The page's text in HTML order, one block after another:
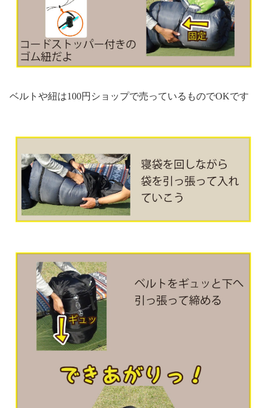
ベルトや紐は100円ショップで売っているものでOKです